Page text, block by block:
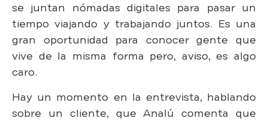
se juntan nómadas digitales para pasar un
tiempo viajando y trabajando juntos. Es una
gran oportunidad para conocer gente que
vive de la misma forma pero, aviso, es algo
caro.
Hay un momento en la entrevista, hablando
sobre un cliente, que Analú comenta que